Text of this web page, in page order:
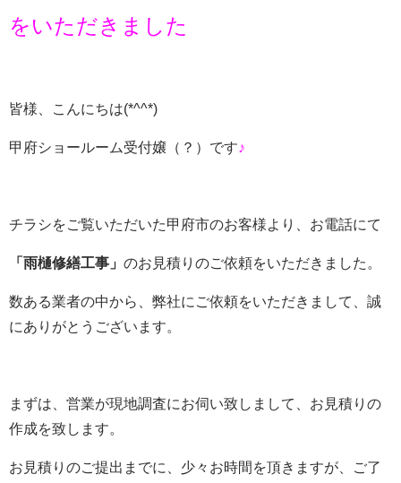
をいただきました
皆様、こんにちは(*^^*)
甲府ショールーム受付嬢（？）です♪
チラシをご覧いただいた甲府市のお客様より、お電話にて
「雨樋修繕工事」 のお見積りのご依頼をいただきました。
数ある業者の中から、弊社にご依頼をいただきまして、誠
にありがとうございます。
まずは、営業が現地調査にお伺い致しまして、お見積りの
作成を致します。
お見積りのご提出までに、少々お時間を頂きますが、ご了